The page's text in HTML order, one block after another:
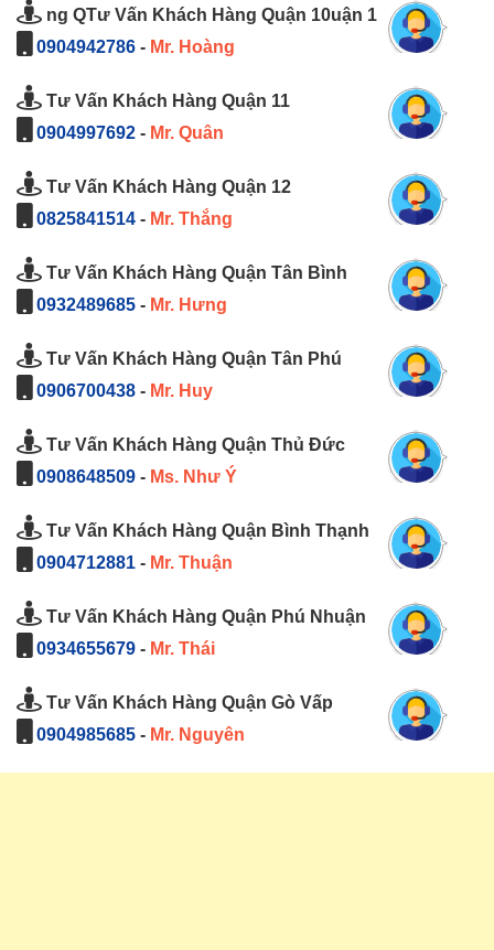
ng QTư Vấn Khách Hàng Quận 10uận 1
0904942786 - Mr. Hoàng
Tư Vấn Khách Hàng Quận 11
0904997692 - Mr. Quân
Tư Vấn Khách Hàng Quận 12
0825841514 - Mr. Thắng
Tư Vấn Khách Hàng Quận Tân Bình
0932489685 - Mr. Hưng
Tư Vấn Khách Hàng Quận Tân Phú
0906700438 - Mr. Huy
Tư Vấn Khách Hàng Quận Thủ Đức
0908648509 - Ms. Như Ý
Tư Vấn Khách Hàng Quận Bình Thạnh
0904712881 - Mr. Thuận
Tư Vấn Khách Hàng Quận Phú Nhuận
0934655679 - Mr. Thái
Tư Vấn Khách Hàng Quận Gò Vấp
0904985685 - Mr. Nguyên